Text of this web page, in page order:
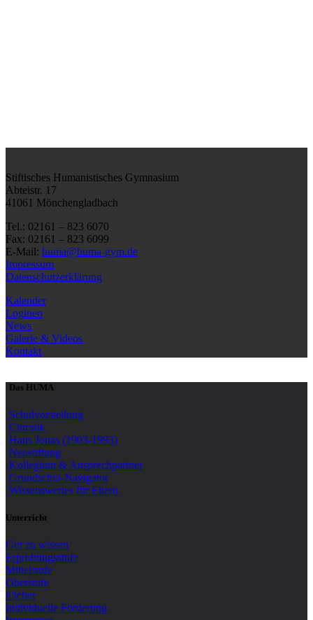
Stiftisches Humanistisches Gymnasium
Abteistr. 17
41061 Mönchengladbach
Tel.: 02161 – 823 6070
Fax: 02161 – 823 6099
E-Mail: huma@huma-gym.de
Impressum
Datenschutzerklärung
Kalender
Logineo
News
Galerie & Videos
Kontakt
Das HUMA
Schulvorstellung
Chronik
Hans Jonas (1903-1993)
Neustiftung
Kollegium & Ansprechpartner
Grundschul-Navigator
Wissenswertes für Eltern
Unterricht
Gut zu wissen
Erprobungsstufe
Mittelstufe
Oberstufe
Fächer
Individuelle Förderung